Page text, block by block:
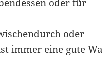
oder für
oder
immer eine gute